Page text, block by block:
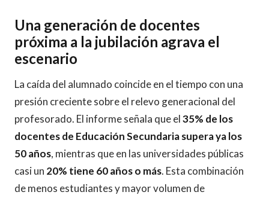
Una generación de docentes
próxima a la jubilación agrava el
escenario
La caída del alumnado coincide en el tiempo con una
presión creciente sobre el relevo generacional del
profesorado. El informe señala que el35% de los
docentes de Educación Secundaria supera ya los
50 años, mientras que en las universidades públicas
casi un 20% tiene 60 años o más. Esta combinación
de menos estudiantes y mayor volumen de